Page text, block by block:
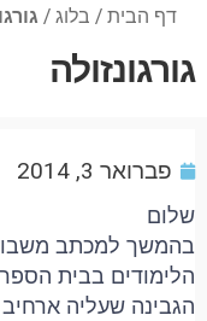
דף הבית/ בלוג/
גורגונזולה
פברואר 3, 2014
שלום
בהמשך למכתב
הלימודים בבית
הגבינה שעליה ארחיב